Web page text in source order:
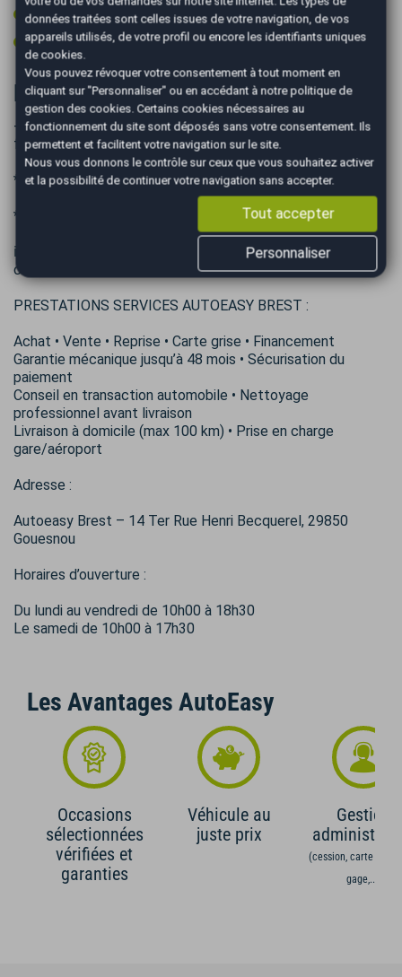
Volant cuir
Volant multifonctions
Informations complémentaires
-------------- // Le prix indiqué n’inclut pas les frais de
formalités* ni le coût de la carte grise** // ----------------
*Frais de formalités 490€
**Selon prix du cheval fiscal de votre région
ℹ️ Les informations présentes dans cette annonce sont non
contractuelles et fournies à titre indicatif.
PRESTATIONS SERVICES AUTOEASY BREST :
Achat • Vente • Reprise • Carte grise • Financement
Garantie mécanique jusqu’à 48 mois • Sécurisation du
paiement
Conseil en transaction automobile • Nettoyage
professionnel avant livraison
Livraison à domicile (max 100 km) • Prise en charge
gare/aéroport
Adresse :
Autoeasy Brest – 14 Ter Rue Henri Becquerel, 29850
Gouesnou
Horaires d’ouverture :
Du lundi au vendredi de 10h00 à 18h30
Le samedi de 10h00 à 17h30
Les Avantages AutoEasy
Occasions
sélectionnées
vérifiées et
garanties
Véhicule au
juste prix
Gestion
(cession, carte grise,
gage,...)
données traitées sont celles issues de votre navigation, de vos
appareils utilisés, de votre profil ou encore les identifiants uniques
de cookies.
Vous pouvez révoquer votre consentement à tout moment en
cliquant sur "Personnaliser" ou en accédant à notre politique de
gestion des cookies. Certains cookies nécessaires au
fonctionnement du site sont déposés sans votre consentement. Ils
permettent et facilitent votre navigation sur le site.
Nous vous donnons le contrôle sur ceux que vous souhaitez activer
et la possibilité de continuer votre navigation sans accepter.
Tout accepter
Personnaliser